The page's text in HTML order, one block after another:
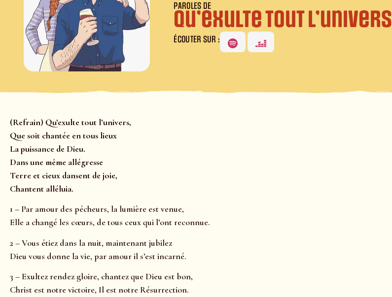
PAROLES DE
Qu’exulte tout l’univers
ÉCOUTER SUR :
(Refrain) Qu’exulte tout l’univers,
Que soit chantée en tous lieux
La puissance de Dieu.
Dans une même allégresse
Terre et cieux dansent de joie,
Chantent alléluia.
1 – Par amour des pécheurs, la lumière est venue,
Elle a changé les cœurs, de tous ceux qui l’ont reconnue.
2 – Vous étiez dans la nuit, maintenant jubilez
Dieu vous donne la vie, par amour il s’est incarné.
3 – Exultez rendez gloire, chantez que Dieu est bon,
Christ est notre victoire, Il est notre Résurrection.